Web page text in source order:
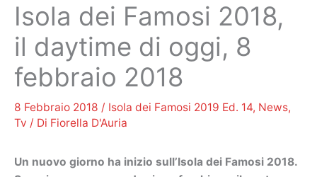
Isola dei Famosi 2018,
il daytime di oggi, 8
febbraio 2018
8 Febbraio 2018 / Isola dei Famosi 2019 Ed. 14, News,
Tv / Di Fiorella D'Auria
Un nuovo giorno ha inizio sull’Isola dei Famosi 2018.